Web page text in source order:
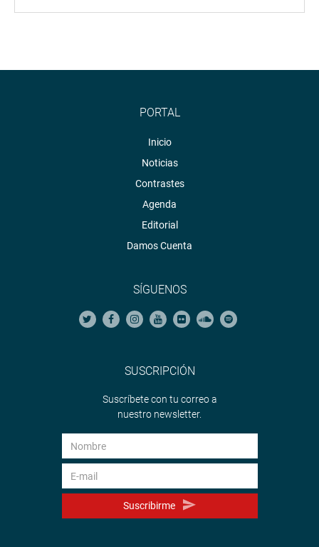
PORTAL
Inicio
Noticias
Contrastes
Agenda
Editorial
Damos Cuenta
SÍGUENOS
SUSCRIPCIÓN
Suscríbete con tu correo a
nuestro newsletter.
Suscribirme